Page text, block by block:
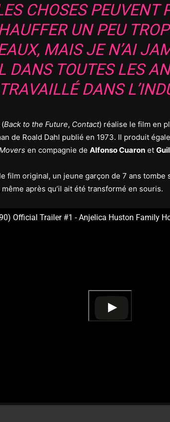
CHOSES PEUVENT
UN PEU
MAIS JE N’AI
DANS TOUTES LES
TRAVAILLÉ DANS
(Back to the Future, Contact) réalise le film en
de Roald Dahl publié en 1973. Il produit
en compagnie de Alfonso Cuaron et
film original, un jeune garçon de 7 ans
après qu’il ait été transformé en souris.
Official Trailer #1 - Anjelica Huston Family